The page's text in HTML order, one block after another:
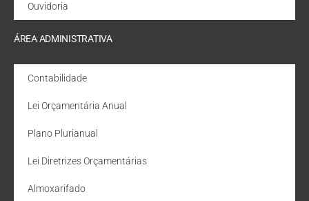
Ouvidoria
ÁREA ADMINISTRATIVA
Contabilidade
Lei Orçamentária Anual
Plano Plurianual
Lei Diretrizes Orçamentárias
Almoxarifado